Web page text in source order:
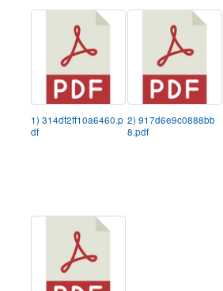
1) 314df2ff10a6460.p
df
2) 917d6e9c0888bb
8.pdf